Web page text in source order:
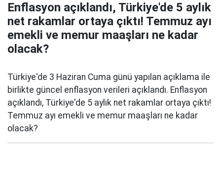
Enflasyon açıklandı, Türkiye'de 5 aylık
net rakamlar ortaya çıktı! Temmuz ayı
emekli ve memur maaşları ne kadar
olacak?
Türkiye'de 3 Haziran Cuma günü yapılan açıklama ile
birlikte güncel enflasyon verileri açıklandı. Enflasyon
açıklandı, Türkiye'de 5 aylık net rakamlar ortaya çıktı!
Temmuz ayı emekli ve memur maaşları ne kadar
olacak?